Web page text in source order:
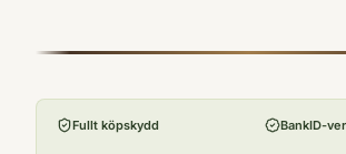
formgivare och konstsamlare
Även hemmet på
9789173537766
Bokförlaget Atlantis
Utgivningsår
Fullt köpskydd BankID-